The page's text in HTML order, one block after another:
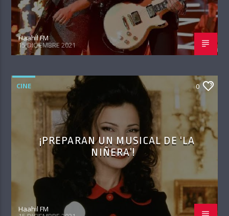
Haahil FM
15 DICIEMBRE 2021
CINE 0
¡PREPARAN UN MUSICAL DE ‘LA
NIÑERA’!
Haahil FM